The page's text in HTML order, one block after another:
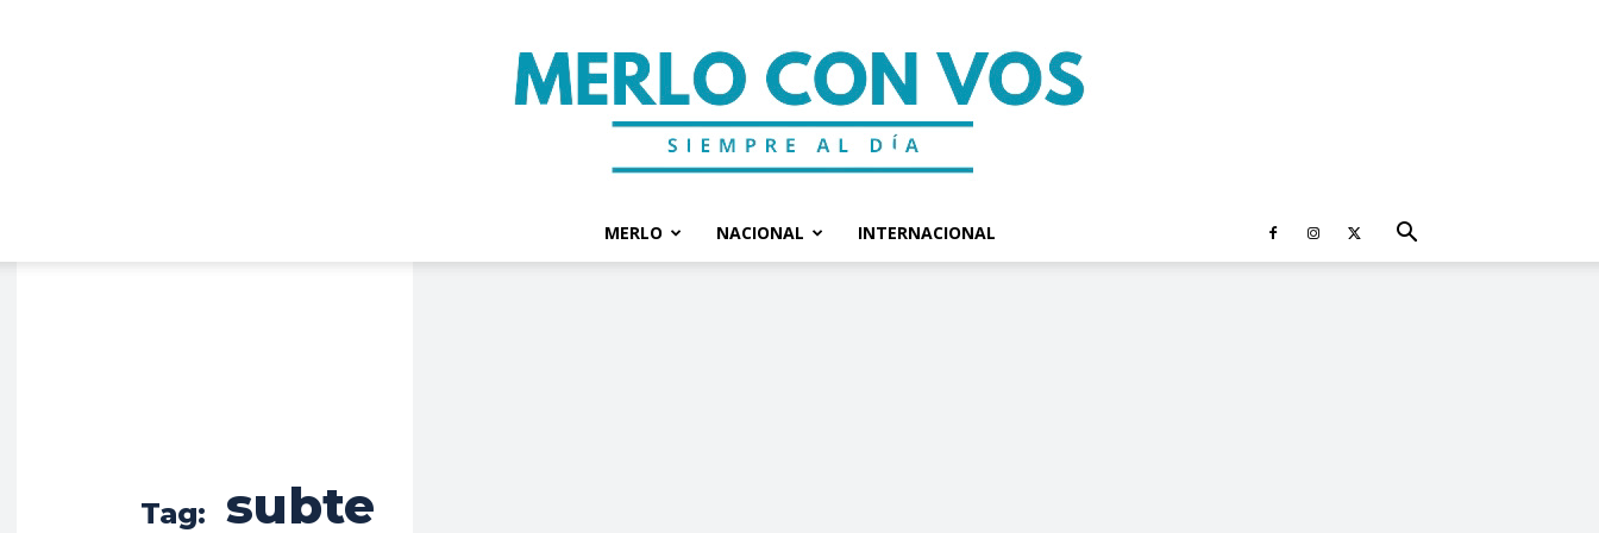
MERLO NACIONAL INTERNACIONAL
Tag: subte